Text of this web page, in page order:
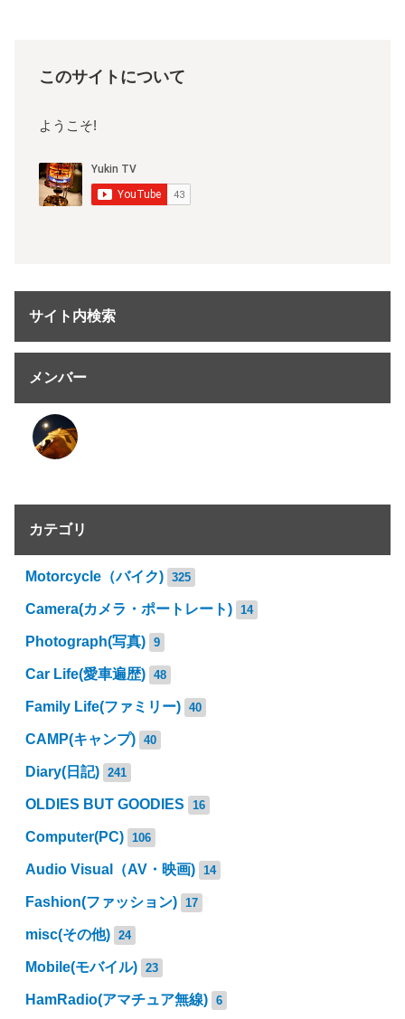
このサイトについて
ようこそ!
サイト内検索
メンバー
カテゴリ
Motorcycle（バイク) 325
Camera(カメラ・ポートレート) 14
Photograph(写真) 9
Car Life(愛車遍歴) 48
Family Life(ファミリー) 40
CAMP(キャンプ) 40
Diary(日記) 241
OLDIES BUT GOODIES 16
Computer(PC) 106
Audio Visual（AV・映画) 14
Fashion(ファッション) 17
misc(その他) 24
Mobile(モバイル) 23
HamRadio(アマチュア無線) 6